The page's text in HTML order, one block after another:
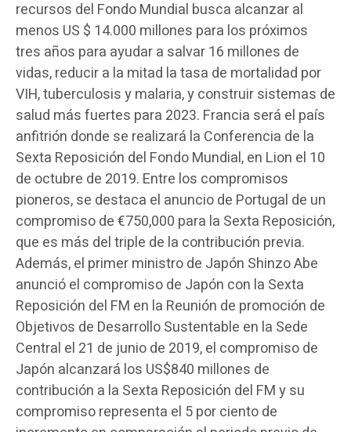
recursos del Fondo Mundial busca alcanzar al
menos US $ 14.000 millones para los próximos
tres años para ayudar a salvar 16 millones de
vidas, reducir a la mitad la tasa de mortalidad por
VIH, tuberculosis y malaria, y construir sistemas de
salud más fuertes para 2023. Francia será el país
anfitrión donde se realizará la Conferencia de la
Sexta Reposición del Fondo Mundial, en Lion el 10
de octubre de 2019. Entre los compromisos
pioneros, se destaca el anuncio de Portugal de un
compromiso de €750,000 para la Sexta Reposición,
que es más del triple de la contribución previa.
Además, el primer ministro de Japón Shinzo Abe
anunció el compromiso de Japón con la Sexta
Reposición del FM en la Reunión de promoción de
Objetivos de Desarrollo Sustentable en la Sede
Central el 21 de junio de 2019, el compromiso de
Japón alcanzará los US$840 millones de
contribución a la Sexta Reposición del FM y su
compromiso representa el 5 por ciento de